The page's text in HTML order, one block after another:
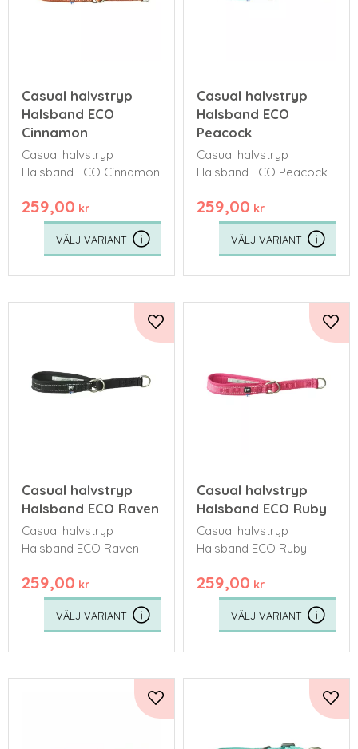
Casual halvstryp
Halsband ECO
Cinnamon
Casual halvstryp
Halsband ECO Cinnamon
259,00 kr
Casual halvstryp
Halsband ECO
Peacock
Casual halvstryp
Halsband ECO Peacock
259,00 kr
Casual halvstryp
Halsband ECO Raven
Casual halvstryp
Halsband ECO Raven
259,00 kr
Lägg till i favoriter
Casual halvstryp
Halsband ECO Ruby
Casual halvstryp
Halsband ECO Ruby
259,00 kr
Lägg till i favoriter